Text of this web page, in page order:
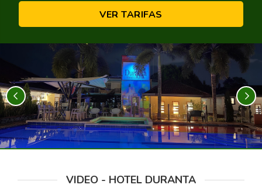
VER TARIFAS
VIDEO - HOTEL DURANTA